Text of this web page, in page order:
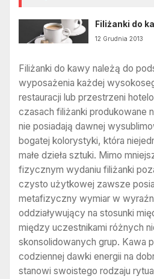
Filiżanki do
12 Grudnia 2013
Filiżanki do kawy należą do
wyposażenia każdej
restauracji lub przestrzeni
czasach filiżanki produkowane
nie posiadają dawnej
bogatej kolorystyki, która
małe dzieła sztuki. Mimo
fizycznym wydaniu filiżanki
czysto użytkowej zawsze
metafizyczny wymiar w
oddziaływujący na stosunki
między uczestnikami różnych
skonsolidowanych grup. Kawa
codziennej dawki energii na
stanowi swoistego rodzaju